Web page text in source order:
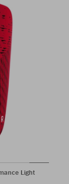
Light